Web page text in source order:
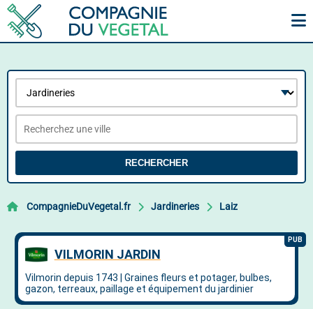
RECHERCHER
CompagnieDuVegetal.fr Jardineries Laiz